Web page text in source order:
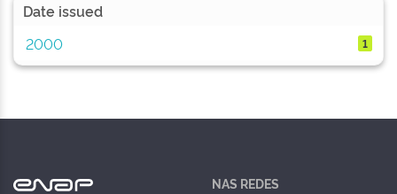
Date issued
2000
1
NAS REDES